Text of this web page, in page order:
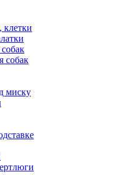
собак
миску